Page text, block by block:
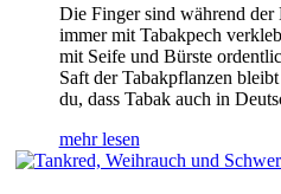
Die Finger sind während der
immer mit Tabakpech
mit Seife und Bürste
Saft der Tabakpflanzen
du, dass Tabak auch in
mehr lesen